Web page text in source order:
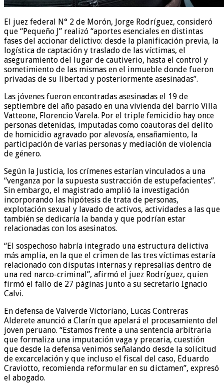
El juez federal N° 2 de Morón, Jorge Rodríguez, consideró
que “Pequeño J” realizó “aportes esenciales en distintas
fases del accionar delictivo: desde la planificación previa, la
logística de captación y traslado de las víctimas, el
aseguramiento del lugar de cautiverio, hasta el control y
sometimiento de las mismas en el inmueble donde fueron
privadas de su libertad y posteriormente asesinadas”.
Las jóvenes fueron encontradas asesinadas el 19 de
septiembre del año pasado en una vivienda del barrio Villa
Vatteone, Florencio Varela. Por el triple femicidio hay once
personas detenidas, imputadas como coautoras del delito
de homicidio agravado por alevosía, ensañamiento, la
participación de varias personas y mediación de violencia
de género.
Según la Justicia, los crímenes estarían vinculados a una
“venganza por la supuesta sustracción de estupefacientes”.
Sin embargo, el magistrado amplió la investigación
incorporando las hipótesis de trata de personas,
explotación sexual y lavado de activos, actividades a las que
también se dedicaría la banda y que podrían estar
relacionadas con los asesinatos.
“El sospechoso habría integrado una estructura delictiva
más amplia, en la que el crimen de las tres víctimas estaría
relacionado con disputas internas y represalias dentro de
una red narco-criminal”, afirmó el juez Rodríguez, quien
firmó el fallo de 27 páginas junto a su secretario Ignacio
Calvi.
En defensa de Valverde Victoriano, Lucas Contreras
Alderete anunció a Clarín que apelará el procesamiento del
joven peruano. “Estamos frente a una sentencia arbitraria
que formaliza una imputación vaga y precaria, cuestión
que desde la defensa venimos señalando desde la solicitud
de excarcelación y que incluso el fiscal del caso, Eduardo
Craviotto, recomienda reformular en su dictamen”, expresó
el abogado.